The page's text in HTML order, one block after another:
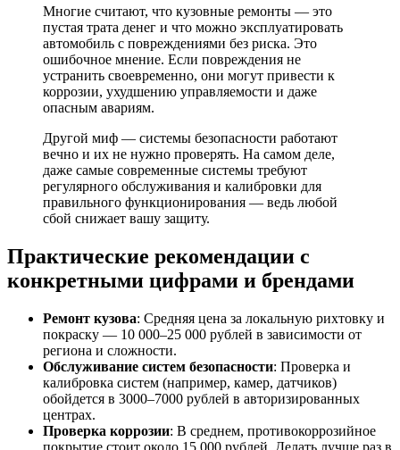
Многие считают, что кузовные ремонты — это
пустая трата денег и что можно эксплуатировать
автомобиль с повреждениями без риска. Это
ошибочное мнение. Если повреждения не
устранить своевременно, они могут привести к
коррозии, ухудшению управляемости и даже
опасным авариям.
Другой миф — системы безопасности работают
вечно и их не нужно проверять. На самом деле,
даже самые современные системы требуют
регулярного обслуживания и калибровки для
правильного функционирования — ведь любой
сбой снижает вашу защиту.
Практические рекомендации с
конкретными цифрами и брендами
Ремонт кузова: Средняя цена за локальную рихтовку и
покраску — 10 000–25 000 рублей в зависимости от
региона и сложности.
Обслуживание систем безопасности: Проверка и
калибровка систем (например, камер, датчиков)
обойдется в 3000–7000 рублей в авторизированных
центрах.
Проверка коррозии: В среднем, противокоррозийное
покрытие стоит около 15 000 рублей. Делать лучше раз в